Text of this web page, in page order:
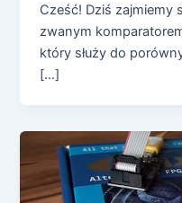
Cześć! Dziś zajmiemy
zwanym
który służy do
[…]